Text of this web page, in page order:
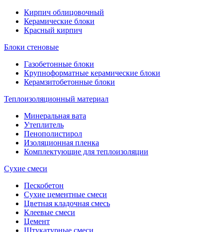
Кирпич облицовочный
Керамические блоки
Красный кирпич
Блоки стеновые
Газобетонные блоки
Крупноформатные керамические блоки
Керамзитобетонные блоки
Теплоизоляционный материал
Минеральная вата
Утеплитель
Пенополистирол
Изоляционная пленка
Комплектующие для теплоизоляции
Сухие смеси
Пескобетон
Сухие цементные смеси
Цветная кладочная смесь
Клеевые смеси
Цемент
Штукатурные смеси